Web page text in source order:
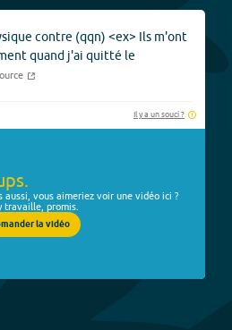
contre (qqn) <ex> Ils m'ont
quand j'ai quitté le
Il y a un souci ?
aussi, vous aimeriez voir une vidéo ici ?
travaille, promis.
la vidéo